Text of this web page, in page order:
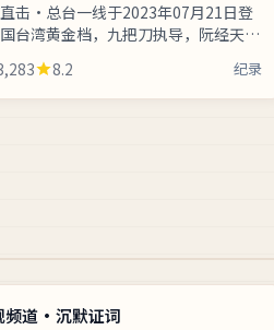
击·总台一线于2023年07月21日登
台湾黄金档，九把刀执导，阮经天、
镁、舒淇等主演。作品以纪录为基调，
目用趣味实验激发孩...
8.2 纪录
频道·沉默证词